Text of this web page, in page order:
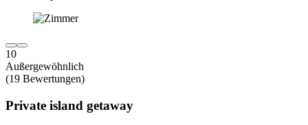
10
Außergewöhnlich
(19 Bewertungen)
Private island getaway